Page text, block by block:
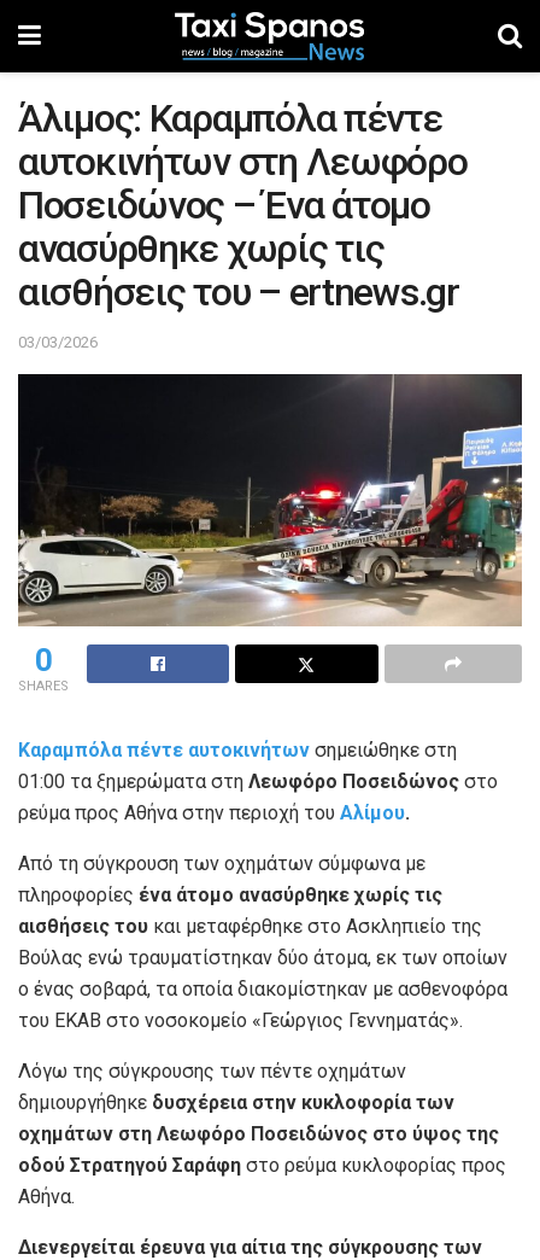
Άλιμος: Καραμπόλα πέντε
αυτοκινήτων στη Λεωφόρο
Ποσειδώνος – Ένα άτομο
ανασύρθηκε χωρίς τις
αισθήσεις του – ertnews.gr
03/03/2026
0
SHARES
Καραμπόλα πέντε αυτοκινήτων σημειώθηκε στη
01:00 τα ξημερώματα στη Λεωφόρο Ποσειδώνος στο
ρεύμα προς Αθήνα στην περιοχή του Αλίμου.
Από τη σύγκρουση των οχημάτων σύμφωνα με
πληροφορίες ένα άτομο ανασύρθηκε χωρίς τις
αισθήσεις του και μεταφέρθηκε στο Ασκληπιείο της
Βούλας ενώ τραυματίστηκαν δύο άτομα, εκ των οποίων
ο ένας σοβαρά, τα οποία διακομίστηκαν με ασθενοφόρα
του ΕΚΑΒ στο νοσοκομείο «Γεώργιος Γεννηματάς».
Λόγω της σύγκρουσης των πέντε οχημάτων
δημιουργήθηκε δυσχέρεια στην κυκλοφορία των
οχημάτων στη Λεωφόρο Ποσειδώνος στο ύψος της
οδού Στρατηγού Σαράφη στο ρεύμα κυκλοφορίας προς
Αθήνα.
Διενεργείται έρευνα για αίτια της σύγκρουσης των